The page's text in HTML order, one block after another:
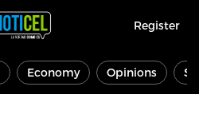
Register
Economy Opinions